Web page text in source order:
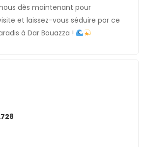
dès maintenant pour
et laissez-vous séduire par ce
à Dar Bouazza !